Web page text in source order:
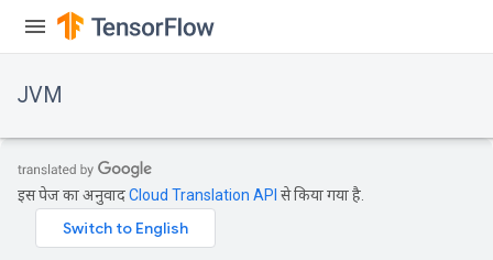
JVM
इस पेज का अनुवादCloud Translation API से किया गया है.